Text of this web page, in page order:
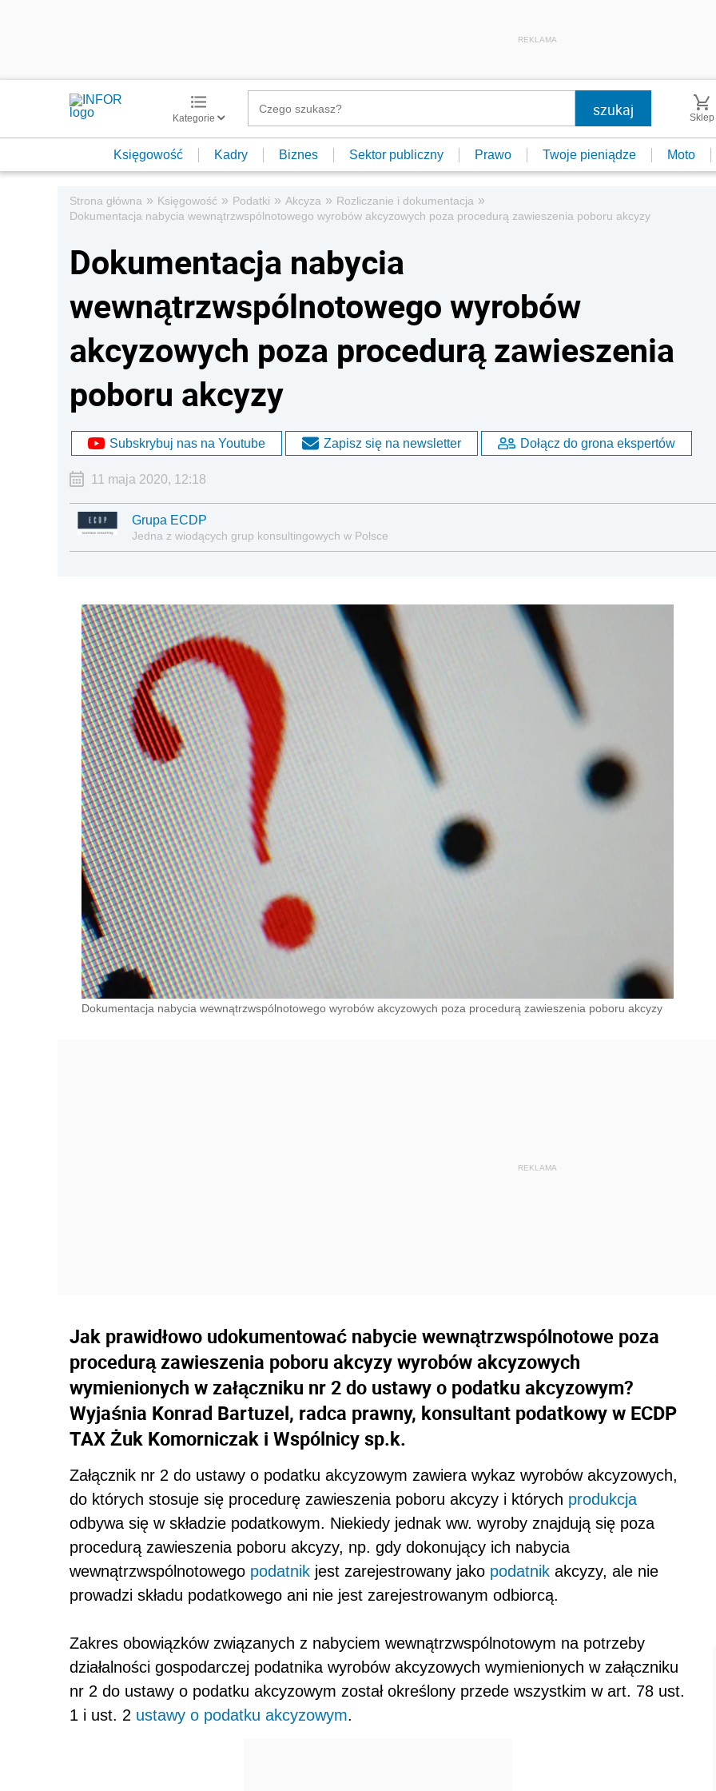
REKLAMA
Kategorie Sklep
Księgowość Kadry Biznes Sektor publiczny Prawo Twoje pieniądze Moto
Strona główna » Księgowość » Podatki » Akcyza » Rozliczanie i dokumentacja »
Dokumentacja nabycia wewnątrzwspólnotowego wyrobów akcyzowych poza procedurą zawieszenia poboru akcyzy
Dokumentacja nabycia
wewnątrzwspólnotowego wyrobów
akcyzowych poza procedurą zawieszenia
poboru akcyzy
Subskrybuj nas na Youtube Zapisz się na newsletter Dołącz do grona ekspertów
11 maja 2020, 12:18
Grupa ECDP
Jedna z wiodących grup konsultingowych w Polsce
Dokumentacja nabycia wewnątrzwspólnotowego wyrobów akcyzowych poza procedurą zawieszenia poboru akcyzy
Jak prawidłowo udokumentować nabycie wewnątrzwspólnotowe poza
procedurą zawieszenia poboru akcyzy wyrobów akcyzowych
wymienionych w załączniku nr 2 do ustawy o podatku akcyzowym?
Wyjaśnia Konrad Bartuzel, radca prawny, konsultant podatkowy w ECDP
TAX Żuk Komorniczak i Wspólnicy sp.k.
Załącznik nr 2 do ustawy o podatku akcyzowym zawiera wykaz wyrobów akcyzowych,
do których stosuje się procedurę zawieszenia poboru akcyzy i których produkcja
odbywa się w składzie podatkowym. Niekiedy jednak ww. wyroby znajdują się poza
procedurą zawieszenia poboru akcyzy, np. gdy dokonujący ich nabycia
wewnątrzwspólnotowego podatnik jest zarejestrowany jako podatnik akcyzy, ale nie
prowadzi składu podatkowego ani nie jest zarejestrowanym odbiorcą.
Zakres obowiązków związanych z nabyciem wewnątrzwspólnotowym na potrzeby
działalności gospodarczej podatnika wyrobów akcyzowych wymienionych w załączniku
nr 2 do ustawy o podatku akcyzowym został określony przede wszystkim w art. 78 ust.
1 i ust. 2 ustawy o podatku akcyzowym.